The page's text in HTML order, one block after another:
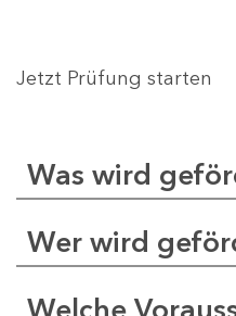
Jetzt Prüfung starten
Was wird
Wer wird
Welche